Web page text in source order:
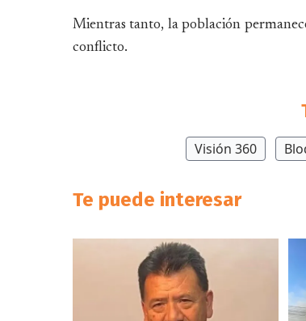
Mientras tanto, la población
conflicto.
Visión 360
Te puede interesar